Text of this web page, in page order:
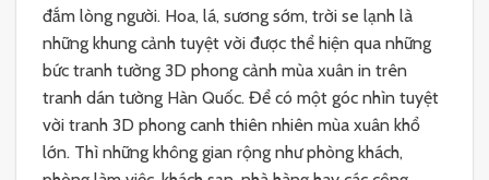
đắm lòng người. Hoa, lá, sương sớm, trời se lạnh là
những khung cảnh tuyệt vời được thể hiện qua những
bức tranh tường 3D phong cảnh mùa xuân in trên
tranh dán tường Hàn Quốc. Để có một góc nhìn tuyệt
vời tranh 3D phong canh thiên nhiên mùa xuân khổ
lớn. Thì những không gian rộng như phòng khách,